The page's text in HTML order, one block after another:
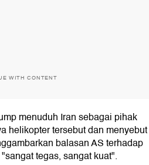
WITH CONTENT
menuduh Iran sebagai pihak
helikopter tersebut dan menyebut
balasan AS terhadap
tegas, sangat kuat".